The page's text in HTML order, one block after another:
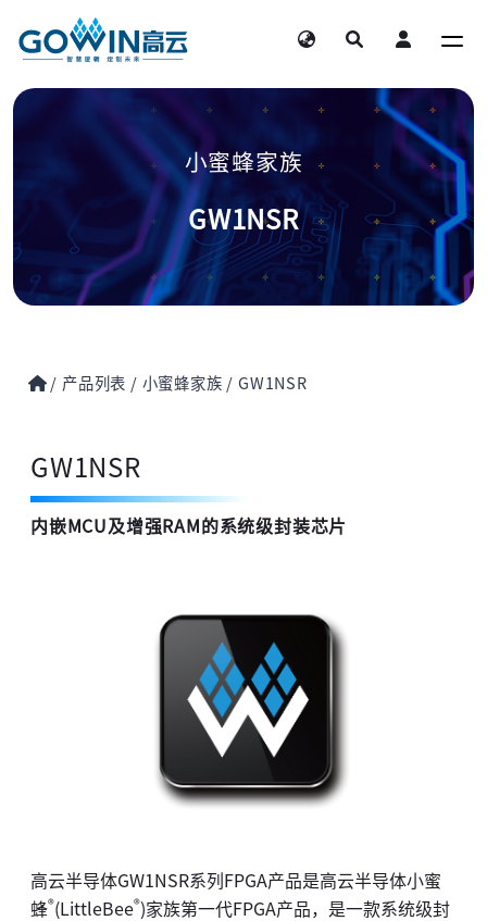
小蜜蜂家族
GW1NSR
/ 产品列表 / 小蜜蜂家族 /GW1NSR
GW1NSR
内嵌MCU及增强RAM的系统级封装芯片
高云半导体GW1NSR系列FPGA产品是高云半导体小蜜
蜂®(LittleBee®)家族第一代FPGA产品，是一款系统级封